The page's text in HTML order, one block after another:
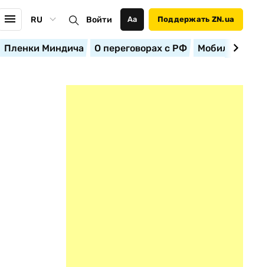
RU Войти Аа Поддержать ZN.ua
Пленки Миндича О переговорах с РФ